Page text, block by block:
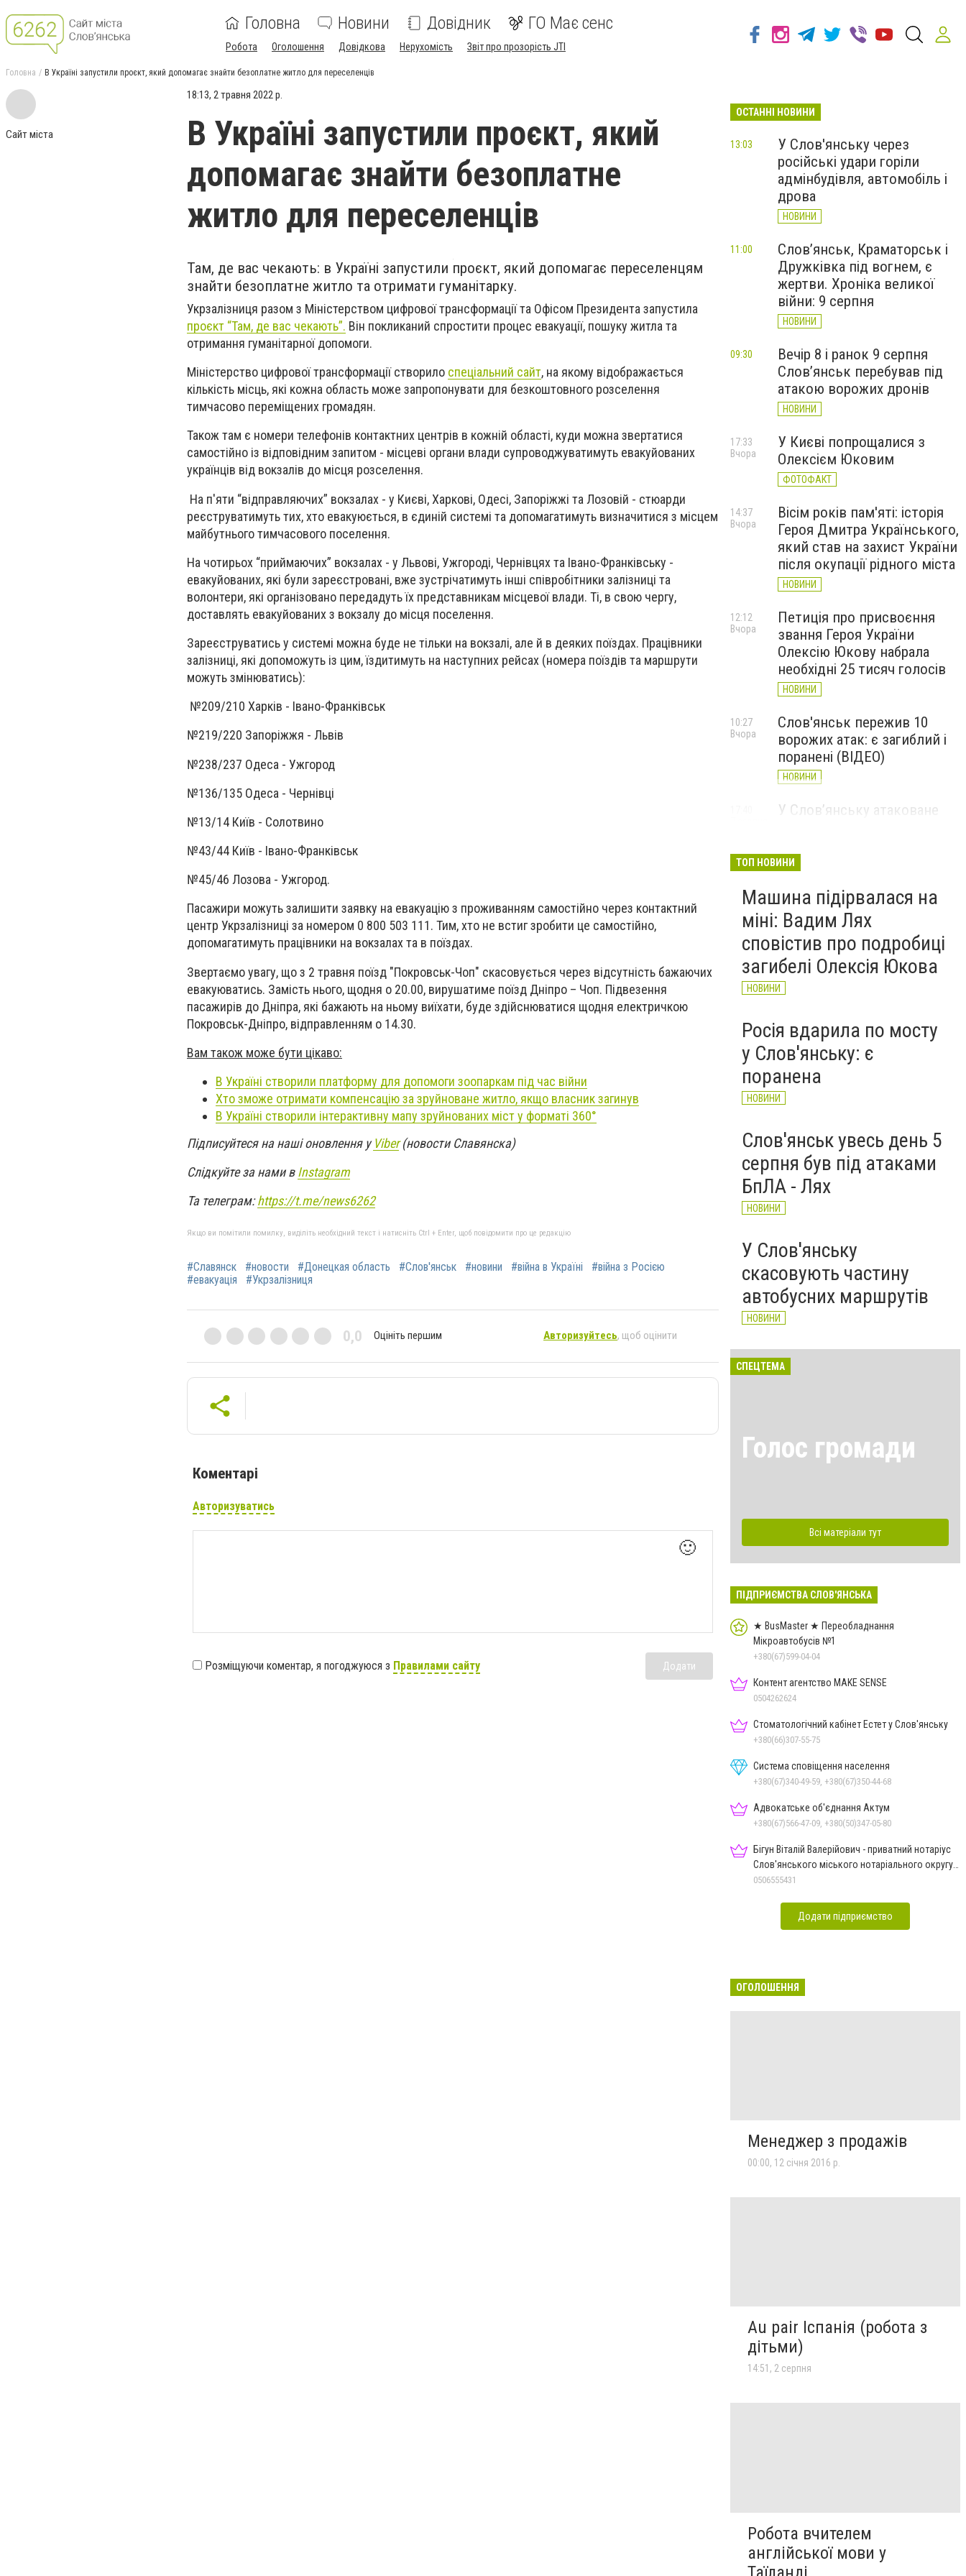
Головна Новини Довідник ГО Має сенс
Робота Оголошення Довідкова Нерухомість Звіт про прозорість JTI
Головна В Україні запустили проєкт, який допомагає знайти безоплатне житло для переселенців
Сайт міста
18:13, 2 травня 2022 р.
В Україні запустили проєкт, який
допомагає знайти безоплатне
житло для переселенців
Там, де вас чекають: в Україні запустили проєкт, який допомагає переселенцям
знайти безоплатне житло та отримати гуманітарку.
Укрзалізниця разом з Міністерством цифрової трансформації та Офісом Президента запустила
проєкт “Там, де вас чекають”. Він покликаний спростити процес евакуації, пошуку житла та
отримання гуманітарної допомоги.
Міністерство цифрової трансформації створило спеціальний сайт, на якому відображається
кількість місць, які кожна область може запропонувати для безкоштовного розселення
тимчасово переміщених громадян.
Також там є номери телефонів контактних центрів в кожній області, куди можна звертатися
самостійно із відповідним запитом - місцеві органи влади супроводжуватимуть евакуйованих
українців від вокзалів до місця розселення.
На п'яти “відправляючих” вокзалах - у Києві, Харкові, Одесі, Запоріжжі та Лозовій - стюарди
реєструватимуть тих, хто евакуюється, в єдиній системі та допомагатимуть визначитися з місцем
майбутнього тимчасового поселення.
На чотирьох “приймаючих” вокзалах - у Львові, Ужгороді, Чернівцях та Івано-Франківську -
евакуйованих, які були зареєстровані, вже зустрічатимуть інші співробітники залізниці та
волонтери, які організовано передадуть їх представникам місцевої влади. Ті, в свою чергу,
доставлять евакуйованих з вокзалу до місця поселення.
Зареєструватись у системі можна буде не тільки на вокзалі, але й в деяких поїздах. Працівники
залізниці, які допоможуть із цим, їздитимуть на наступних рейсах (номера поїздів та маршрути
можуть змінюватись):
№209/210 Харків - Івано-Франківськ
№219/220 Запоріжжя - Львів
№238/237 Одеса - Ужгород
№136/135 Одеса - Чернівці
№13/14 Київ - Солотвино
№43/44 Київ - Івано-Франківськ
№45/46 Лозова - Ужгород.
Пасажири можуть залишити заявку на евакуацію з проживанням самостійно через контактний
центр Укрзалізниці за номером 0 800 503 111. Тим, хто не встиг зробити це самостійно,
допомагатимуть працівники на вокзалах та в поїздах.
Звертаємо увагу, що з 2 травня поїзд "Покровськ-Чоп" скасовується через відсутність бажаючих
евакуюватись. Замість нього, щодня о 20.00, вирушатиме поїзд Дніпро – Чоп. Підвезення
пасажирів до Дніпра, які бажають на ньому виїхати, буде здійснюватися щодня електричкою
Покровськ-Дніпро, відправленням о 14.30.
Вам також може бути цікаво:
В Україні створили платформу для допомоги зоопаркам під час війни
Хто зможе отримати компенсацію за зруйноване житло, якщо власник загинув
В Україні створили інтерактивну мапу зруйнованих міст у форматі 360°
Підписуйтеся на наші оновлення уViber(новости Славянска)
Слідкуйте за нами вInstagram
Та телеграм:https://t.me/news6262
Якщо ви помітили помилку, виділіть необхідний текст і натисніть Ctrl + Enter, щоб повідомити про це редакцію
#Славянск #новости #Донецкая область #Слов'янськ #новини #війна в Україні
#війна з Росією
#евакуація
#Укрзалізниця
0,0 Оцініть першим Авторизуйтесь, щоб оцінити
Коментарі
Авторизуватись
🙂
Розміщуючи коментар, я погоджуюся з Правилами сайту Додати
ОСТАННІ НОВИНИ
У Слов'янську через
російські удари горіли
адмінбудівля, автомобіль і
дрова
НОВИНИ
13:03
Слов’янськ, Краматорськ і
Дружківка під вогнем, є
жертви. Хроніка великої
війни: 9 серпня
НОВИНИ
11:00
Вечір 8 і ранок 9 серпня
Слов’янськ перебував під
атакою ворожих дронів
НОВИНИ
09:30
У Києві попрощалися з
Олексієм Юковим
ФОТОФАКТ
17:33
Вчора
Вісім років пам'яті: історія
Героя Дмитра Українського,
який став на захист України
після окупації рідного міста
НОВИНИ
14:37
Вчора
Петиція про присвоєння
звання Героя України
Олексію Юкову набрала
необхідні 25 тисяч голосів
НОВИНИ
12:12
Вчора
Слов'янськ пережив 10
ворожих атак: є загиблий і
поранені (ВІДЕО)
НОВИНИ
10:27
Вчора
У Слов’янську атаковане
НОВИНИ
ТОП НОВИНИ
Машина підірвалася на
міні: Вадим Лях
сповістив про подробиці
загибелі Олексія Юкова
НОВИНИ
Росія вдарила по мосту
у Слов'янську: є
поранена
НОВИНИ
Слов'янськ увесь день 5
серпня був під атаками
БпЛА - Лях
НОВИНИ
У Слов'янську
скасовують частину
автобусних маршрутів
НОВИНИ
СПЕЦТЕМА
Голос громади
Всі матеріали тут
ПІДПРИЄМСТВА СЛОВ'ЯНСЬКА
★ BusMaster ★ Переобладнання
Мікроавтобусів №1
+380(67)599-04-04
Контент агентство MAKE SENSE
0504262624
Стоматологічний кабінет Естет у Слов'янську
+380(66)307-55-75
Система сповіщення населення
+380(67)340-49-59, +380(67)350-44-68
Адвокатське об'єднання Актум
+380(67)566-47-09, +380(50)347-05-80
Бігун Віталій Валерійович - приватний нотаріус
Слов'янського міського нотаріального округу
Дон.обл.
0506555431
Додати підприємство
ОГОЛОШЕННЯ
Менеджер з продажів
00:00, 12 січня 2016 р.
Au pair Іспанія (робота з
дітьми)
14:51, 2 серпня
Робота вчителем
англійської мови у